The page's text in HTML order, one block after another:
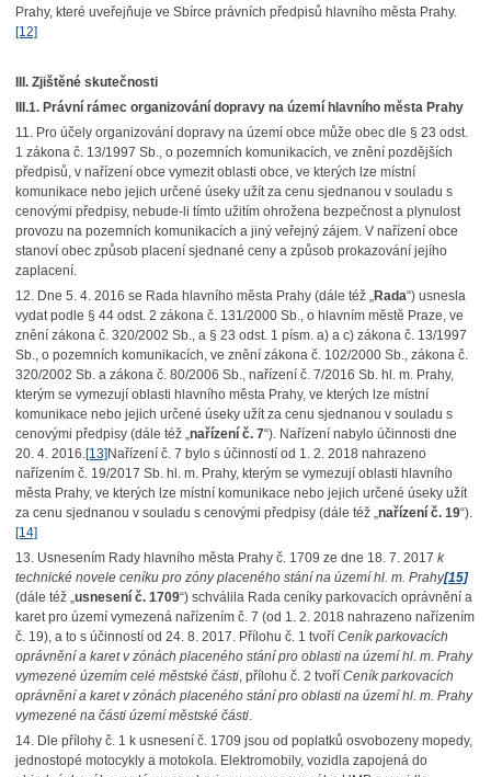
Prahy, které uveřejňuje ve Sbírce právních předpisů hlavního města Prahy.
[12]
III. Zjištěné skutečnosti
III.1. Právní rámec organizování dopravy na území hlavního města Prahy
11. Pro účely organizování dopravy na území obce může obec dle § 23 odst.
1 zákona č. 13/1997 Sb., o pozemních komunikacích, ve znění pozdějších
předpisů, v nařízení obce vymezit oblasti obce, ve kterých lze místní
komunikace nebo jejich určené úseky užít za cenu sjednanou v souladu s
cenovými předpisy, nebude-li tímto užitím ohrožena bezpečnost a plynulost
provozu na pozemních komunikacích a jiný veřejný zájem. V nařízení obce
stanoví obec způsob placení sjednané ceny a způsob prokazování jejího
zaplacení.
12. Dne 5. 4. 2016 se Rada hlavního města Prahy (dále též „Rada“) usnesla
vydat podle § 44 odst. 2 zákona č. 131/2000 Sb., o hlavním městě Praze, ve
znění zákona č. 320/2002 Sb., a § 23 odst. 1 písm. a) a c) zákona č. 13/1997
Sb., o pozemních komunikacích, ve znění zákona č. 102/2000 Sb., zákona č.
320/2002 Sb. a zákona č. 80/2006 Sb., nařízení č. 7/2016 Sb. hl. m. Prahy,
kterým se vymezují oblasti hlavního města Prahy, ve kterých lze místní
komunikace nebo jejich určené úseky užít za cenu sjednanou v souladu s
cenovými předpisy (dále též „nařízení č. 7“). Nařízení nabylo účinnosti dne
20. 4. 2016.[13] Nařízení č. 7 bylo s účinností od 1. 2. 2018 nahrazeno
nařízením č. 19/2017 Sb. hl. m. Prahy, kterým se vymezují oblasti hlavního
města Prahy, ve kterých lze místní komunikace nebo jejich určené úseky užít
za cenu sjednanou v souladu s cenovými předpisy (dále též „nařízení č. 19“).
[14]
13. Usnesením Rady hlavního města Prahy č. 1709 ze dne 18. 7. 2017 k
technické novele ceníku pro zóny placeného stání na území hl. m. Prahy[15]
(dále též „usnesení č. 1709“) schválila Rada ceníky parkovacích oprávnění a
karet pro území vymezená nařízením č. 7 (od 1. 2. 2018 nahrazeno nařízením
č. 19), a to s účinností od 24. 8. 2017. Přílohu č. 1 tvoří Ceník parkovacích
oprávnění a karet v zónách placeného stání pro oblasti na území hl. m. Prahy
vymezené územím celé městské části, přílohu č. 2 tvoří Ceník parkovacích
oprávnění a karet v zónách placeného stání pro oblasti na území hl. m. Prahy
vymezené na části území městské části.
14. Dle přílohy č. 1 k usnesení č. 1709 jsou od poplatků osvobozeny mopedy,
jednostopé motocykly a motokola. Elektromobily, vozidla zapojená do